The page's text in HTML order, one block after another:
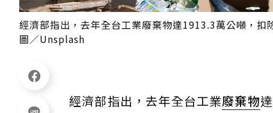
經濟部指出，去年全台工業廢棄物達1913.3萬公噸，
圖／Unsplash
經濟部指出，去年全台工業廢棄物